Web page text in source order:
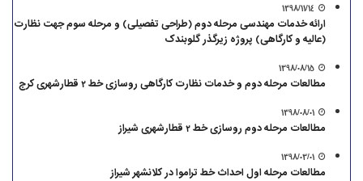
1398/11/14
ارائه خدمات مهندسی مرحله دوم (طراحی تفصیلی) و مرحله سوم جهت نظارت
(عالیه و کارگاهی) پروژه زیرگذر گلوبندک
1398/08/15
مطالعات مرحله دوم و خدمات نظارت کارگاهی روسازی خط 2 قطارشهری کرج
1398/08/01
مطالعات مرحله دوم روسازی خط 2 قطارشهری شیراز
1398/03/01
مطالعات مرحله اول احداث خط تراموا در کلانشهر شیراز